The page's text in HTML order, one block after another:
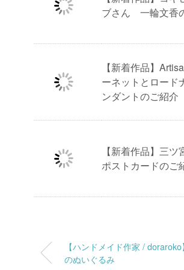
ブさん 一輪文香
【新着作品】
ーネットとロード
ンダントのご紹介
【新着作品】三
ポストカードのご
【ハンドメイド作家 /
のぬいぐるみ